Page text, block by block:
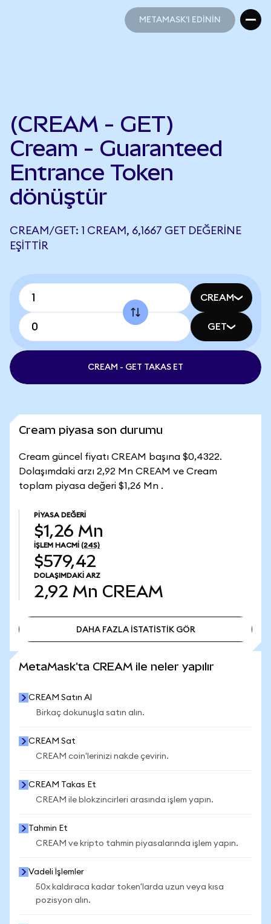
METAMASK'I EDİNİN
(CREAM - GET)
Cream - Guaranteed
Entrance Token
dönüştür
CREAM/GET: 1 CREAM, 6,1667 GET DEĞERINE
EŞITTIR
CREAM
GET
CREAM - GET TAKAS ET
Cream piyasa son durumu
Cream güncel fiyatı CREAM başına $0,4322.
Dolaşımdaki arzı 2,92 Mn CREAM ve Cream
toplam piyasa değeri $1,26 Mn .
PIYASA DEĞERI
$1,26 Mn
İŞLEM HACMI (24S)
$579,42
DOLAŞIMDAKI ARZ
2,92 Mn CREAM
DAHA FAZLA İSTATİSTİK GÖR
MetaMask'ta CREAM ile neler yapılır
CREAM Satın Al
Birkaç dokunuşla satın alın.
CREAM Sat
CREAM coin'lerinizi nakde çevirin.
CREAM Takas Et
CREAM ile blokzincirleri arasında işlem yapın.
Tahmin Et
CREAM ve kripto tahmin piyasalarında işlem yapın.
Vadeli İşlemler
50x kaldıraca kadar token'larda uzun veya kısa
pozisyon alın.